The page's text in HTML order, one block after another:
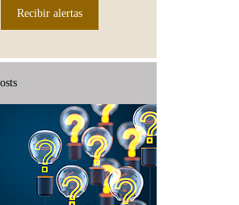
Recibir alertas